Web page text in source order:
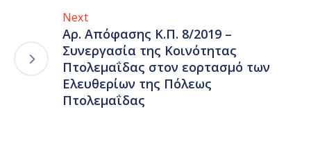
Next
Αρ. Απόφασης Κ.Π. 8/2019 –
Συνεργασία της Κοινότητας
Πτολεμαΐδας στον εορτασμό των
Ελευθερίων της Πόλεως
Πτολεμαΐδας